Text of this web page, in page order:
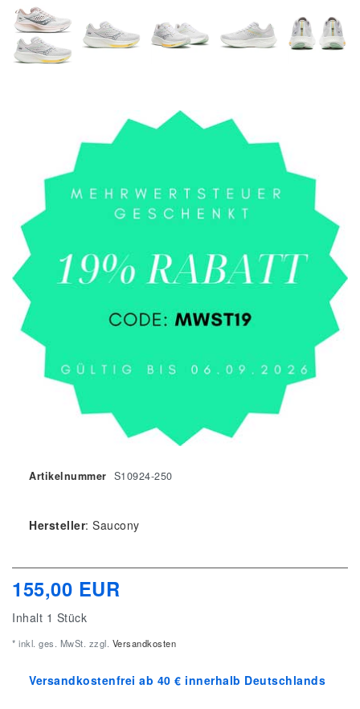
Artikelnummer S10924-250
Hersteller: Saucony
155,00 EUR
Inhalt 1 Stück
* inkl. ges. MwSt. zzgl. Versandkosten
Versandkostenfrei ab 40 € innerhalb Deutschlands